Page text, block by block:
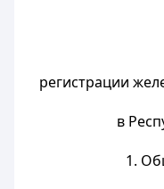
регистрации
в
1.